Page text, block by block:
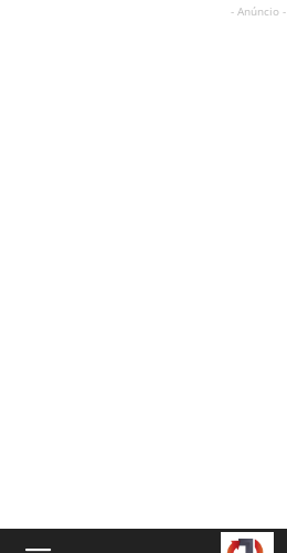
- Anúncio -